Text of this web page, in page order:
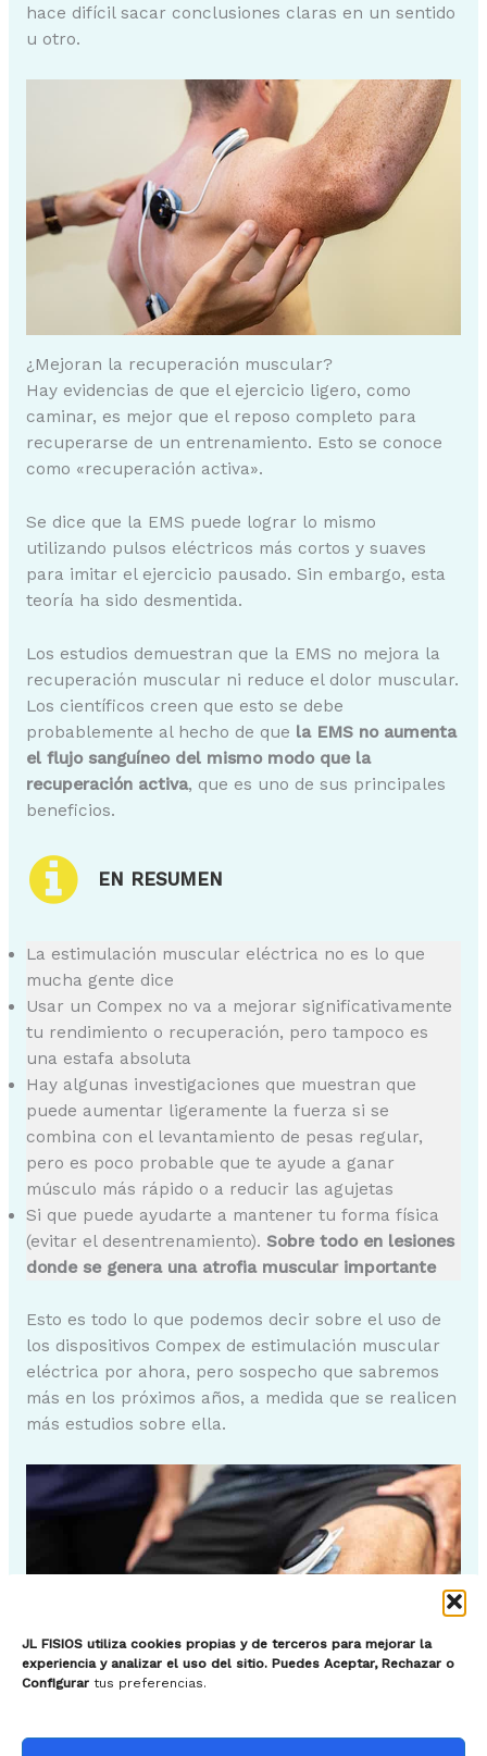
JL FISIOS utiliza cookies propias y de terceros para mejorar la
experiencia y analizar el uso del sitio. Puedes Aceptar, Rechazar o
Configurar tus preferencias.
hace difícil sacar conclusiones claras en un sentido
u otro.
¿Mejoran la recuperación muscular?
Hay evidencias de que el ejercicio ligero, como
caminar, es mejor que el reposo completo para
recuperarse de un entrenamiento. Esto se conoce
como «recuperación activa».
Se dice que la EMS puede lograr lo mismo
utilizando pulsos eléctricos más cortos y suaves
para imitar el ejercicio pausado. Sin embargo, esta
teoría ha sido desmentida.
Los estudios demuestran que la EMS no mejora la
recuperación muscular ni reduce el dolor muscular.
Los científicos creen que esto se debe
probablemente al hecho de que la EMS no aumenta
el flujo sanguíneo del mismo modo que la
recuperación activa, que es uno de sus principales
beneficios.
EN RESUMEN
La estimulación muscular eléctrica no es lo que
mucha gente dice
Usar un Compex no va a mejorar significativamente
tu rendimiento o recuperación, pero tampoco es
una estafa absoluta
Hay algunas investigaciones que muestran que
puede aumentar ligeramente la fuerza si se
combina con el levantamiento de pesas regular,
pero es poco probable que te ayude a ganar
músculo más rápido o a reducir las agujetas
Si que puede ayudarte a mantener tu forma física
(evitar el desentrenamiento). Sobre todo en lesiones
donde se genera una atrofia muscular importante
Esto es todo lo que podemos decir sobre el uso de
los dispositivos Compex de estimulación muscular
eléctrica por ahora, pero sospecho que sabremos
más en los próximos años, a medida que se realicen
más estudios sobre ella.